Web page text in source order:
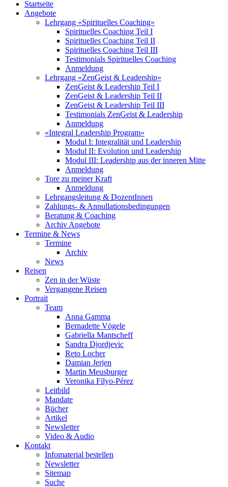
Startseite
Angebote
Lehrgang «Spirituelles Coaching»
Spirituelles Coaching Teil I
Spirituelles Coaching Teil II
Spirituelles Coaching Teil III
Testimonials Spirituelles Coaching
Anmeldung
Lehrgang «ZenGeist & Leadership»
ZenGeist & Leadership Teil I
ZenGeist & Leadership Teil II
ZenGeist & Leadership Teil III
Testimonials ZenGeist & Leadership
Anmeldung
«Integral Leadership Program»
Modul I: Integralität und Leadership
Modul II: Evolution und Leadership
Modul III: Leadership aus der inneren Mitte
Anmeldung
Tore zu meiner Kraft
Anmeldung
Lehrgangsleitung & DozentInnen
Zahlungs- & Annullationsbedingungen
Beratung & Coaching
Archiv Angebote
Termine & News
Termine
Archiv
News
Reisen
Zen in der Wüste
Vergangene Reisen
Portrait
Team
Anna Gamma
Bernadette Vögele
Gabriella Mantscheff
Sandra Djordjevic
Reto Locher
Damian Jerjen
Martin Meusburger
Veronika Filyo-Pérez
Leitbild
Mandate
Bücher
Artikel
Newsletter
Video & Audio
Kontakt
Infomaterial bestellen
Newsletter
Sitemap
Suche